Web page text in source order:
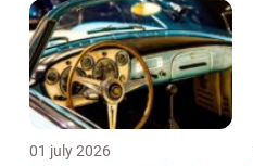
01 july 2026